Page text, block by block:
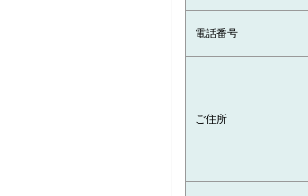
電話番号
ご住所